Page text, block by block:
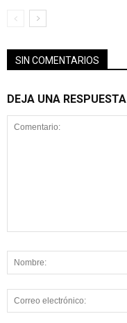
SIN COMENTARIOS
DEJA UNA RESPUESTA